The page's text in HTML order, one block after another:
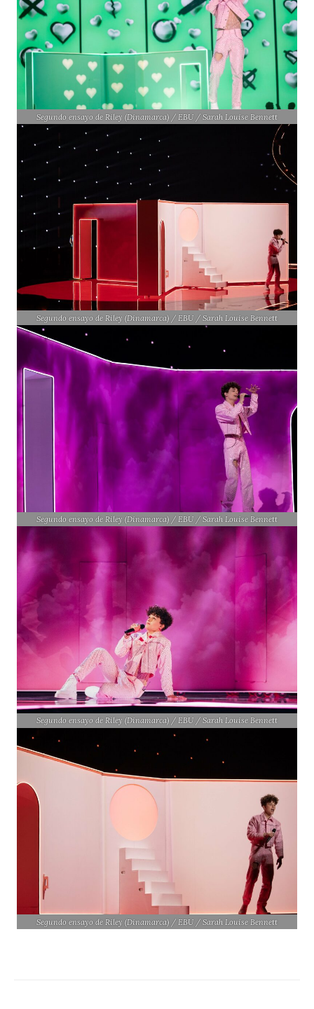
Segundo ensayo de Riley (Dinamarca) / EBU / Sarah Louise Bennett
Segundo ensayo de Riley (Dinamarca) / EBU / Sarah Louise Bennett
Segundo ensayo de Riley (Dinamarca) / EBU / Sarah Louise Bennett
Segundo ensayo de Riley (Dinamarca) / EBU / Sarah Louise Bennett
Segundo ensayo de Riley (Dinamarca) / EBU / Sarah Louise Bennett